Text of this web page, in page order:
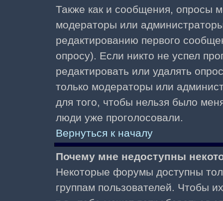
Также как и сообщения, опросы
модераторы или
редактированию первого
опросу). Если никто не успел
редактировать или удалять
только модераторы или
для того, чтобы нельзя было
люди уже проголосовали.
Вернуться к началу
Почему мне недоступны
Некоторые форумы доступны
группам пользователей. Чтобы